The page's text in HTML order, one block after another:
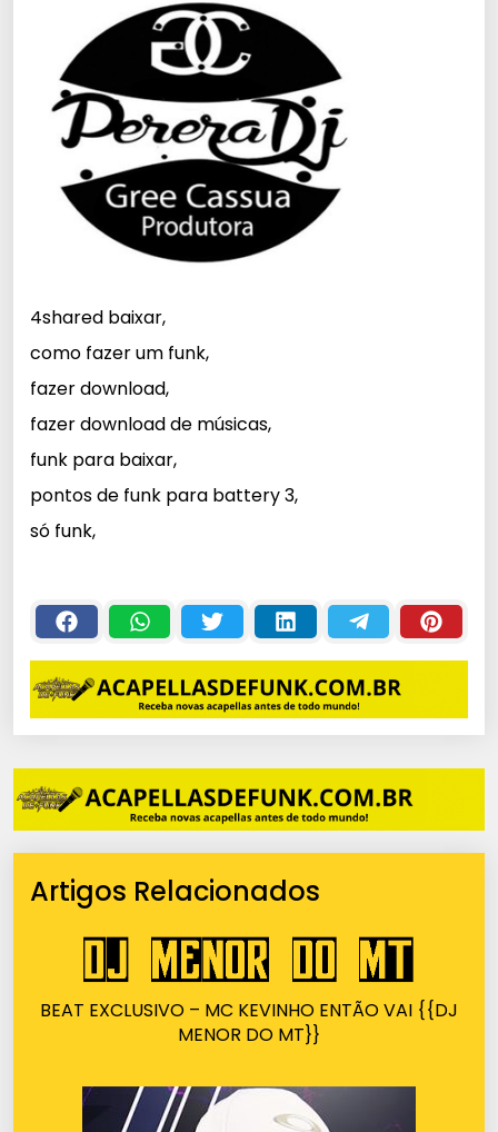
4shared baixar,
como fazer um funk,
fazer download,
fazer download de músicas,
funk para baixar,
pontos de funk para battery 3,
só funk,
Artigos Relacionados
BEAT EXCLUSIVO – MC KEVINHO ENTÃO VAI {{DJ
MENOR DO MT}}